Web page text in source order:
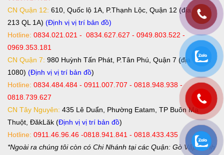
CN Quận 12: 610, Quốc lộ 1A, P.Thạnh Lộc, Quận 12 (địa chỉ cũ
213 QL 1A) (Định vị vị trí bản đồ)
Hotline: 0834.021.021 - 0834.627.627 - 0949.803.522 -
0969.353.181
CN Quận 7: 980 Huỳnh Tấn Phát, P.Tân Phú, Quận 7 (địa chỉ cũ
1080) (Định vị vị trí bản đồ)
Hotline: 0834.484.484 - 0911.007.707 - 0818.948.938 -
0818.739.627
CN Tây Nguyên: 435 Lê Duẩn, Phường Eatam, TP Buôn Ma
Thuột, ĐăkLăk (Định vị vị trí bản đồ)
Hotline: 0911.46.96.46 -0818.941.841 - 0818.433.435
*Ngoài ra chúng tôi còn có Chi Nhánh tại các Quận: Gò Vấp, Bình